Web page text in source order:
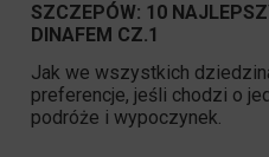
SZCZEPÓW: 10
DINAFEM CZ.1
Jak we wszystkich
preferencje, jeśli chodzi o
podróże i wypoczynek.